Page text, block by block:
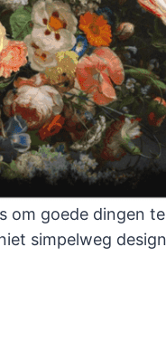
om goede dingen
simpelweg